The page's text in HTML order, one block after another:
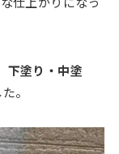
下塗り・中塗
。